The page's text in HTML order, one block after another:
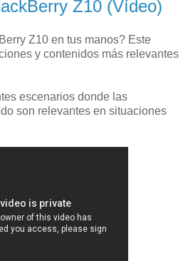
Z10 (Vídeo)
Z10 en tus manos? Este
y contenidos más relevantes
escenarios donde las
son relevantes en situaciones